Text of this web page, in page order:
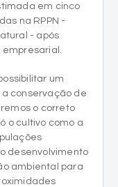
empresarial.
um
conservação de
o cultivo como a
desenvolvimento
ambiental para
altamente
preservação do
direta toda